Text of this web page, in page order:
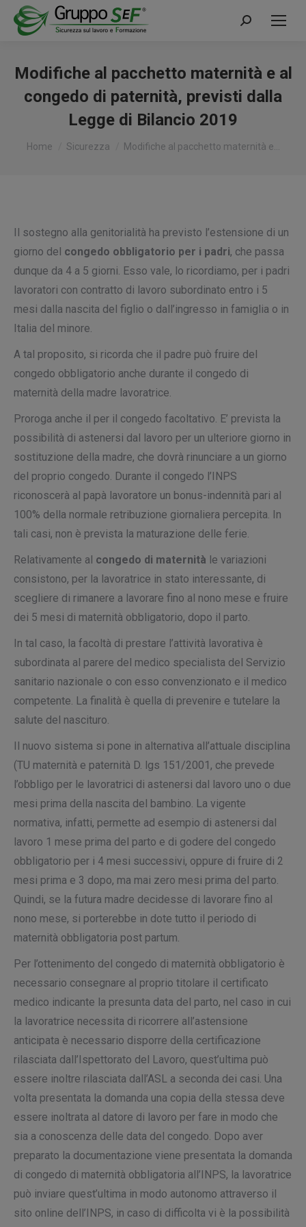
Cerca:
Modifiche al pacchetto maternità e al
congedo di paternità, previsti dalla
Legge di Bilancio 2019
Tu sei qui:
Home Sicurezza Modifiche al pacchetto maternità e…
Il sostegno alla genitorialità ha previsto l’estensione di un
giorno del congedo obbligatorio per i padri, che passa
dunque da 4 a 5 giorni. Esso vale, lo ricordiamo, per i padri
lavoratori con contratto di lavoro subordinato entro i 5
mesi dalla nascita del figlio o dall’ingresso in famiglia o in
Italia del minore.
A tal proposito, si ricorda che il padre può fruire del
congedo obbligatorio anche durante il congedo di
maternità della madre lavoratrice.
Proroga anche il per il congedo facoltativo. E’ prevista la
possibilità di astenersi dal lavoro per un ulteriore giorno in
sostituzione della madre, che dovrà rinunciare a un giorno
del proprio congedo. Durante il congedo l’INPS
riconoscerà al papà lavoratore un bonus-indennità pari al
100% della normale retribuzione giornaliera percepita. In
tali casi, non è prevista la maturazione delle ferie.
Relativamente al congedo di maternità le variazioni
consistono, per la lavoratrice in stato interessante, di
scegliere di rimanere a lavorare fino al nono mese e fruire
dei 5 mesi di maternità obbligatorio, dopo il parto.
In tal caso, la facoltà di prestare l’attività lavorativa è
subordinata al parere del medico specialista del Servizio
sanitario nazionale o con esso convenzionato e il medico
competente. La finalità è quella di prevenire e tutelare la
salute del nascituro.
Il nuovo sistema si pone in alternativa all’attuale disciplina
(TU maternità e paternità D. lgs 151/2001, che prevede
l’obbligo per le lavoratrici di astenersi dal lavoro uno o due
mesi prima della nascita del bambino. La vigente
normativa, infatti, permette ad esempio di astenersi dal
lavoro 1 mese prima del parto e di godere del congedo
obbligatorio per i 4 mesi successivi, oppure di fruire di 2
mesi prima e 3 dopo, ma mai zero mesi prima del parto.
Quindi, se la futura madre decidesse di lavorare fino al
nono mese, si porterebbe in dote tutto il periodo di
maternità obbligatoria post partum.
Per l’ottenimento del congedo di maternità obbligatorio è
necessario consegnare al proprio titolare il certificato
medico indicante la presunta data del parto, nel caso in cui
la lavoratrice necessita di ricorrere all’astensione
anticipata è necessario disporre della certificazione
rilasciata dall’Ispettorato del Lavoro, quest’ultima può
essere inoltre rilasciata dall’ASL a seconda dei casi. Una
volta presentata la domanda una copia della stessa deve
essere inoltrata al datore di lavoro per fare in modo che
sia a conoscenza delle data del congedo. Dopo aver
preparato la documentazione viene presentata la domanda
di congedo di maternità obbligatoria all’INPS, la lavoratrice
può inviare quest’ultima in modo autonomo attraverso il
sito online dell’INPS, in caso di difficolta vi è la possibilità